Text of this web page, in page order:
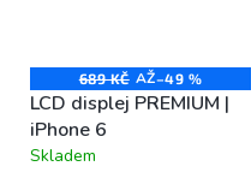
689 KČ AŽ–49 %
LCD displej PREMIUM |
iPhone 6
Průměrné
Skladem